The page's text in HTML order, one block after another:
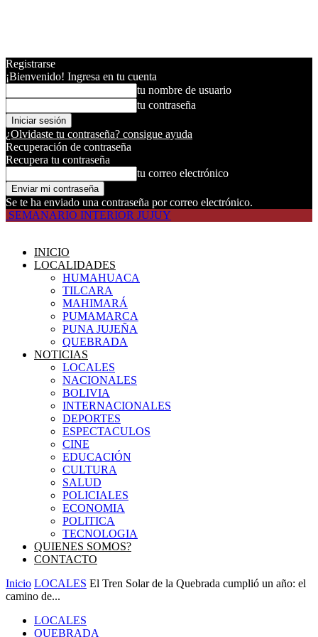
Registrarse
¡Bienvenido! Ingresa en tu cuenta
tu nombre de usuario
tu contraseña
¿Olvidaste tu contraseña? consigue ayuda
Recuperación de contraseña
Recupera tu contraseña
tu correo electrónico
Se te ha enviado una contraseña por correo electrónico.
SEMANARIO INTERIOR JUJUY
INICIO
LOCALIDADES
HUMAHUACA
TILCARA
MAHIMARÁ
PUMAMARCA
PUNA JUJEÑA
QUEBRADA
NOTICIAS
LOCALES
NACIONALES
BOLIVIA
INTERNACIONALES
DEPORTES
ESPECTACULOS
CINE
EDUCACIÓN
CULTURA
SALUD
POLICIALES
ECONOMIA
POLITICA
TECNOLOGIA
QUIENES SOMOS?
CONTACTO
Inicio LOCALES El Tren Solar de la Quebrada cumplió un año: el
camino de...
LOCALES
QUEBRADA